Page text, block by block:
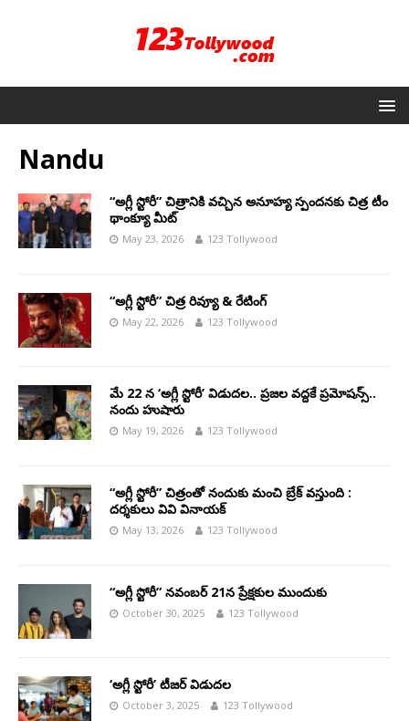
Nandu
“అగ్లీ స్టోరీ” చిత్రానికి వచ్చిన అనూహ్య స్పందనకు చిత్ర టీం
థాంక్యూ మీట్
May 23, 2026 123 Tollywood
“అగ్లీ స్టోరీ” చిత్ర రివ్యూ & రేటింగ్
May 22, 2026 123 Tollywood
మే 22 న ‘అగ్లీ స్టోరీ’ విడుదల.. ప్రజల వద్దకే ప్రమోషన్స్..
నందు హుషారు
May 19, 2026 123 Tollywood
“అగ్లీ స్టోరీ” చిత్రంతో నందుకు మంచి బ్రేక్ వస్తుంది :
దర్శకులు వివి వినాయక్
May 13, 2026 123 Tollywood
“అగ్లీ స్టోరీ” నవంబర్ 21న ప్రేక్షకుల ముందుకు
October 30, 2025 123 Tollywood
‘అగ్లీ స్టోరీ’ టీజర్ విడుదల
October 3, 2025 123 Tollywood